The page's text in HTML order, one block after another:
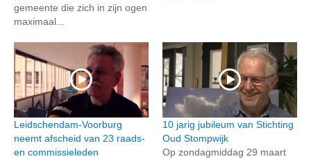
gemeente die zich in zijn ogen
maximaal...
Leidschendam-Voorburg
neemt afscheid van 23 raads-
en commissieleden
10 jarig jubileum van Stichting
Oud Stompwijk
Op zondagmiddag 29 maart